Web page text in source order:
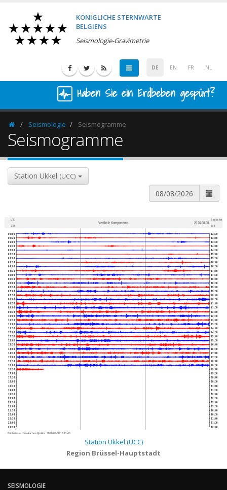
KÖNIGLICHE STERNWARTE
BELGIENS
Seismologie-Gravimetrie
DE EN FR NL
Haben Sie ein Erdbeben gespürt?
HomepageSeismologie Seismogramme
Seismogramme
Station Ukkel (UCC)
UTC
Zeit
Vertikale Komponente 2026-08-08
Belgischer
Zeit
00:00
00:30
01:00
01:30
02:00
02:30
03:00
03:30
04:00
04:30
05:00
05:30
06:00
06:30
07:00
07:30
08:00
08:30
09:00
09:30
10:00
10:30
11:00
11:30
12:00
12:30
13:00
13:30
14:00
14:30
15:00
15:30
16:00
16:30
17:00
17:30
18:00
18:30
19:00
19:30
20:00
20:30
21:00
21:30
22:00
22:30
23:00
23:30
02:30
03:00
03:30
04:00
04:30
05:00
05:30
06:00
06:30
07:00
07:30
08:00
08:30
09:00
09:30
10:00
10:30
11:00
11:30
12:00
12:30
13:00
13:30
14:00
14:30
15:00
15:30
16:00
16:30
17:00
17:30
18:00
18:30
19:00
19:30
20:00
20:30
21:00
21:30
22:00
22:30
23:00
23:30
00:00
00:30
01:00
01:30
02:00
Nächstes automatisches Update : 2026-08-08 16:41:40
Station Ukkel (UCC)
Region Brüssel-Hauptstadt
SEISMOLOGIE